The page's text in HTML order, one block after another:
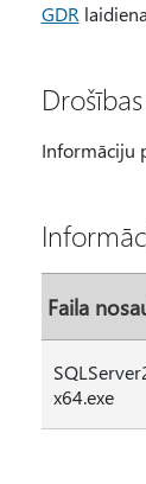
GDR
Informāciju
Faila
x64.exe